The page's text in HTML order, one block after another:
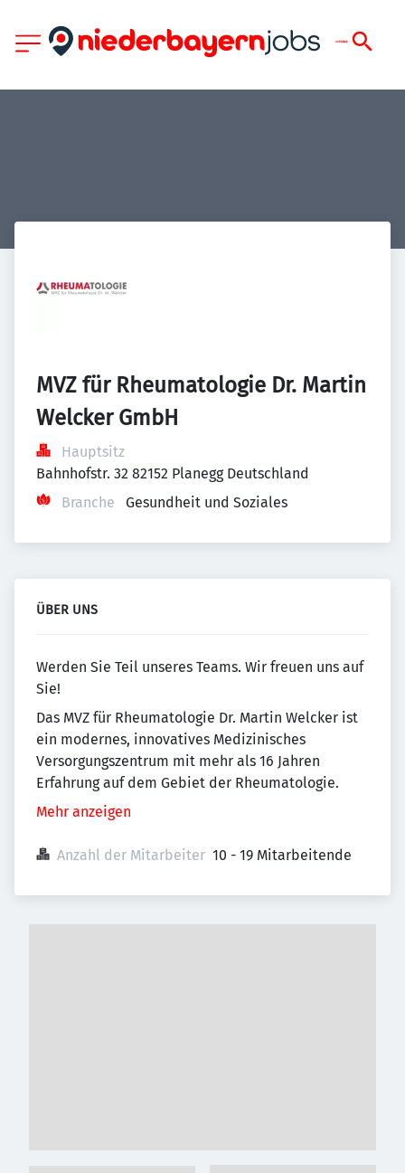
MVZ für Rheumatologie Dr. Martin
Welcker GmbH
Hauptsitz
Bahnhofstr. 32 82152 Planegg Deutschland
Branche
Gesundheit und Soziales
ÜBER UNS
Werden Sie Teil unseres Teams. Wir freuen uns auf
Sie!
Das MVZ für Rheumatologie Dr. Martin Welcker ist
ein modernes, innovatives Medizinisches
Versorgungszentrum mit mehr als 16 Jahren
Erfahrung auf dem Gebiet der Rheumatologie.
Mehr anzeigen
Anzahl der Mitarbeiter 10 - 19 Mitarbeitende